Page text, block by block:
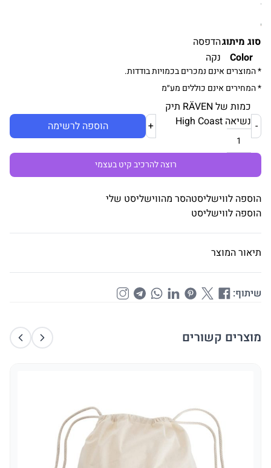
סוג מיתוגהדפסה
Color
נקה
* המוצרים אינם נמכרים בכמויות בודדות.
* המחירים אינם כוללים מע״מ
-
כמות של RÄVEN תיק
נשיאה High Coast
+ הוספה לרשימה
רוצה להרכיב קיט בעצמי
הוספה לווישליסטהסר מהווישליסט שלי
הוספה לווישליסט
תיאור המוצר
שיתוף:
מוצרים קשורים